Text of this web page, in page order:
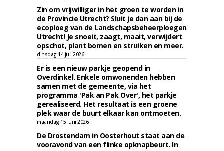
Zin om vrijwilliger in het groen te worden in
de Provincie Utrecht? Sluit je dan aan bij de
ecoploeg van de Landschapsbeheerploegen
Utrecht! Je snoeit, zaagt, maait, verwijdert
opschot, plant bomen en struiken en meer.
dinsdag 14 juli 2026
Er is een nieuw parkje geopend in
Overdinkel. Enkele omwonenden hebben
samen met de gemeente, via het
programma 'Pak an Pak Over', het parkje
gerealiseerd. Het resultaat is een groene
plek waar de buurt elkaar kan ontmoeten.
maandag 15 juni 2026
De Drostendam in Oosterhout staat aan de
vooravond van een flinke opknapbeurt. In